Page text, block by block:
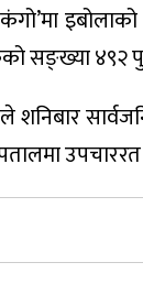
सङ्ख्या ४९२
शनिबार